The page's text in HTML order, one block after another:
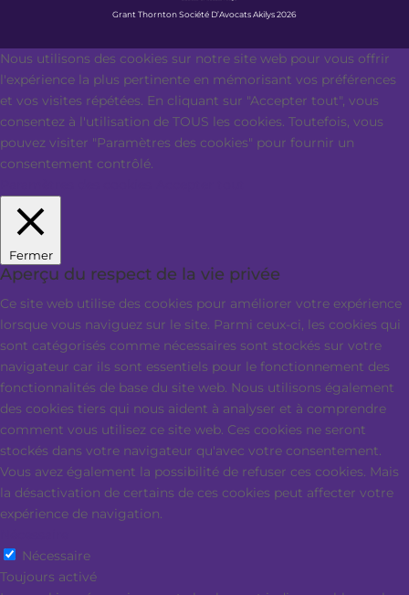
Grant Thornton Société D’Avocats Akilys 2026
Nous utilisons des cookies sur notre site web pour vous offrir
l'expérience la plus pertinente en mémorisant vos préférences
et vos visites répétées. En cliquant sur "Accepter tout", vous
consentez à l'utilisation de TOUS les cookies. Toutefois, vous
pouvez visiter "Paramètres des cookies" pour fournir un
consentement contrôlé.
Fermer
Aperçu du respect de la vie privée
Ce site web utilise des cookies pour améliorer votre expérience
lorsque vous naviguez sur le site. Parmi ceux-ci, les cookies qui
sont catégorisés comme nécessaires sont stockés sur votre
navigateur car ils sont essentiels pour le fonctionnement des
fonctionnalités de base du site web. Nous utilisons également
des cookies tiers qui nous aident à analyser et à comprendre
comment vous utilisez ce site web. Ces cookies ne seront
stockés dans votre navigateur qu'avec votre consentement.
Vous avez également la possibilité de refuser ces cookies. Mais
la désactivation de certains de ces cookies peut affecter votre
expérience de navigation.
Nécessaire
Toujours activé